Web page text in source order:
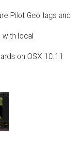
Pilot Geo tags and
local
on OSX 10.11